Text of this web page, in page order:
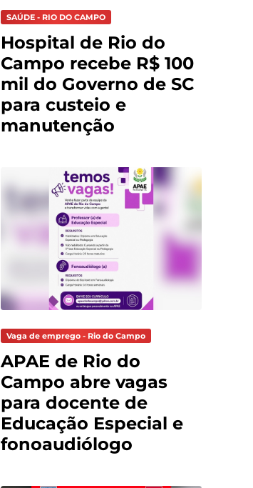
SAÚDE - RIO DO CAMPO
Hospital de Rio do
Campo recebe R$ 100
mil do Governo de SC
para custeio e
manutenção
Vaga de emprego - Rio do Campo
APAE de Rio do
Campo abre vagas
para docente de
Educação Especial e
fonoaudiólogo